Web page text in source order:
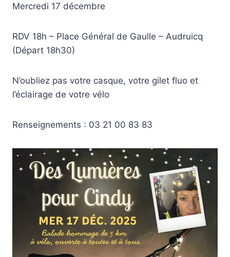
Mercredi 17 décembre
RDV 18h – Place Général de Gaulle – Audruicq
(Départ 18h30)
N’oubliez pas votre casque, votre gilet fluo et
l’éclairage de votre vélo
Renseignements : 03 21 00 83 83